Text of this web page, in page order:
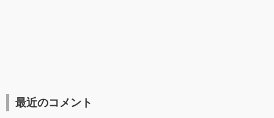
最近のコメント